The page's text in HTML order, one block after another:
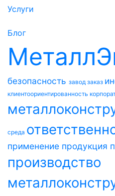
Услуги
Блог
безопасность завод заказ
клиентоориентированность
среда
применение продукция
производство